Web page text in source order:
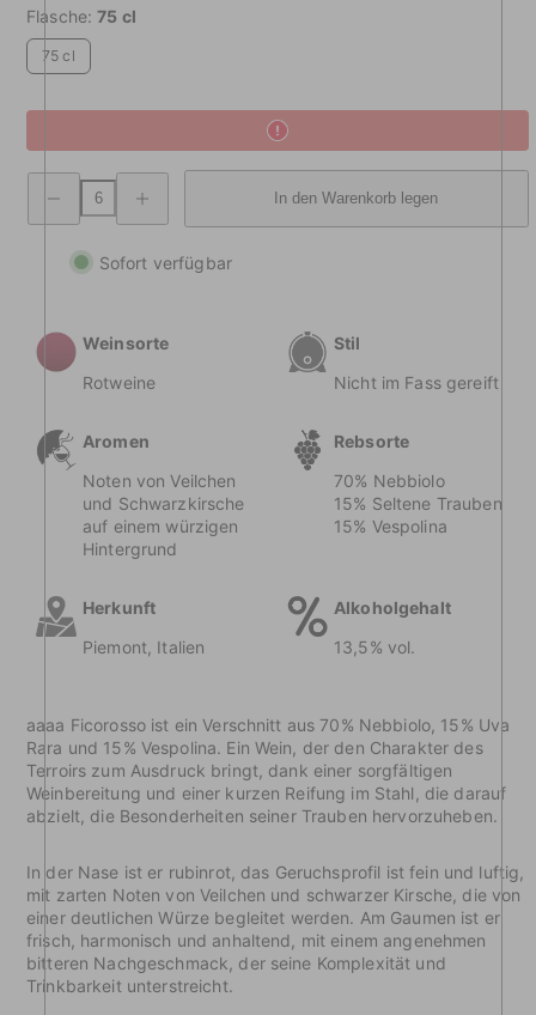
Flasche: 75 cl
75 cl
Menge
abnehmen
Ficorosso
erhöhen
In den Warenkorb legen
Sofort verfügbar
Weinsorte
Rotweine
Stil
Nicht im Fass gereift
Aromen
Noten von Veilchen
und Schwarzkirsche
auf einem würzigen
Hintergrund
Rebsorte
70% Nebbiolo
15% Seltene Trauben
15% Vespolina
Herkunft
Piemont, Italien
Alkoholgehalt
13,5% vol.
aaaa Ficorosso ist ein Verschnitt aus 70% Nebbiolo, 15% Uva
Rara und 15% Vespolina. Ein Wein, der den Charakter des
Terroirs zum Ausdruck bringt, dank einer sorgfältigen
Weinbereitung und einer kurzen Reifung im Stahl, die darauf
abzielt, die Besonderheiten seiner Trauben hervorzuheben.
In der Nase ist er rubinrot, das Geruchsprofil ist fein und luftig,
mit zarten Noten von Veilchen und schwarzer Kirsche, die von
einer deutlichen Würze begleitet werden. Am Gaumen ist er
frisch, harmonisch und anhaltend, mit einem angenehmen
bitteren Nachgeschmack, der seine Komplexität und
Trinkbarkeit unterstreicht.